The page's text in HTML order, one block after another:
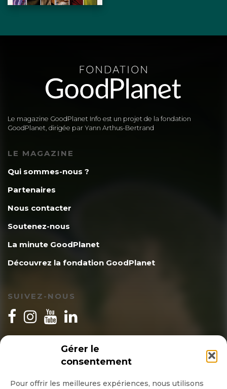
Gérer le
consentement
Pour offrir les meilleures expériences, nous utilisons
Le magazine GoodPlanet Info est un projet de la fondation
GoodPlanet, dirigée par Yann Arthus-Bertrand
LE MAGAZINE
Qui sommes-nous ?
Partenaires
Nous contacter
Soutenez-nous
La minute GoodPlanet
Découvrez la fondation GoodPlanet
SUIVEZ-NOUS
INSCRIPTION NEWSLETTER